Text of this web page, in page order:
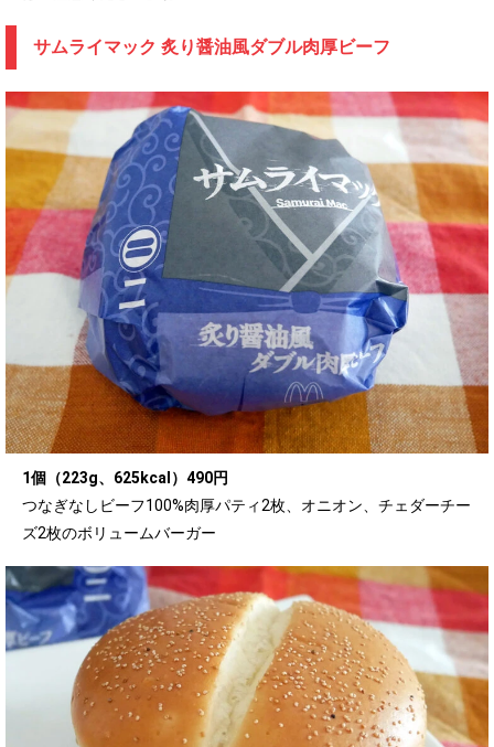
サムライマック 炙り醤油風ダブル肉厚ビーフ
1個（223g、625kcal）490円
つなぎなしビーフ100%肉厚パティ2枚、オニオン、チェダーチー
ズ2枚のボリュームバーガー